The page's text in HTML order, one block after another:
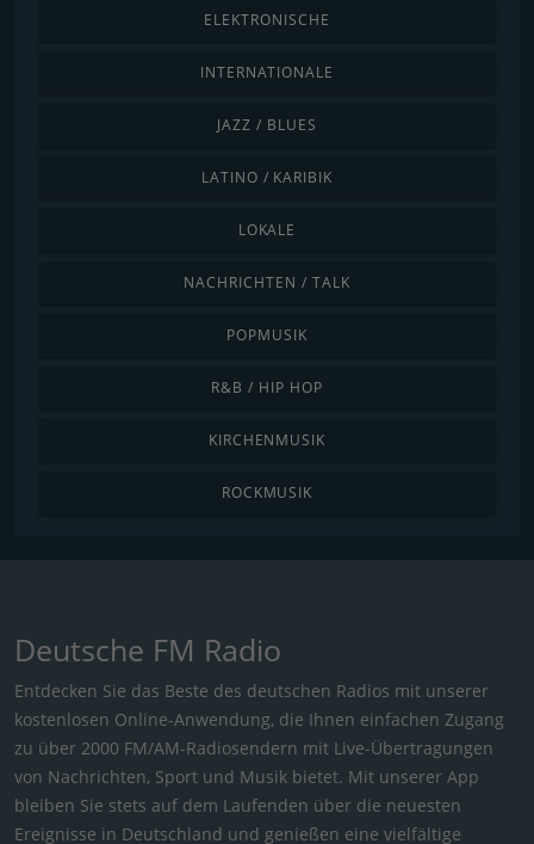
ELEKTRONISCHE
INTERNATIONALE
JAZZ / BLUES
LATINO / KARIBIK
LOKALE
NACHRICHTEN / TALK
POPMUSIK
R&B / HIP HOP
KIRCHENMUSIK
ROCKMUSIK
Deutsche FM Radio
Entdecken Sie das Beste des deutschen Radios mit unserer
kostenlosen Online-Anwendung, die Ihnen einfachen Zugang
zu über 2000 FM/AM-Radiosendern mit Live-Übertragungen
von Nachrichten, Sport und Musik bietet. Mit unserer App
bleiben Sie stets auf dem Laufenden über die neuesten
Ereignisse in Deutschland und genießen eine vielfältige